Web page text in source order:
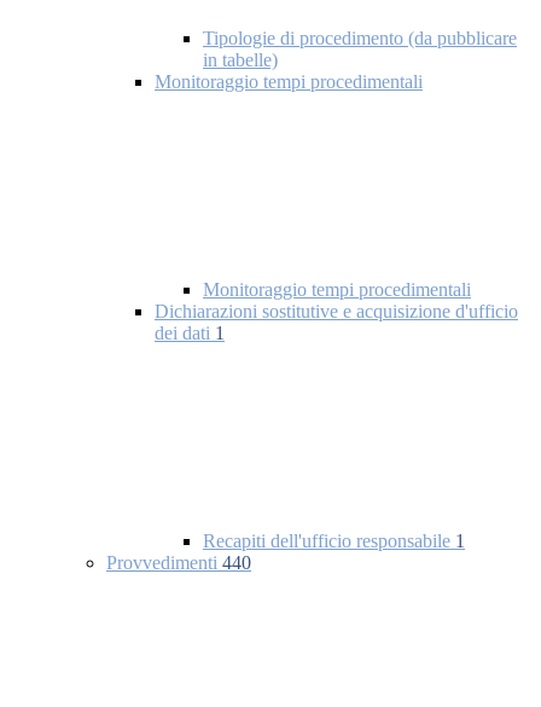
Tipologie di procedimento (da pubblicare
in tabelle)
Monitoraggio tempi procedimentali
Monitoraggio tempi procedimentali
Dichiarazioni sostitutive e acquisizione d'ufficio
dei dati 1
Recapiti dell'ufficio responsabile 1
Provvedimenti 440